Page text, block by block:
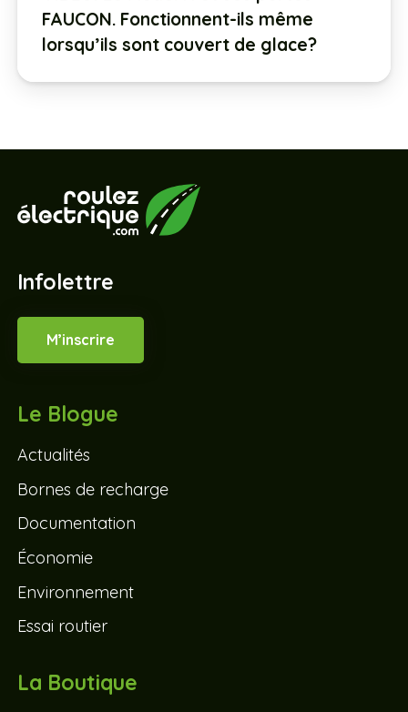
FAUCON. Fonctionnent-ils même
lorsqu’ils sont couvert de glace?
Infolettre
M’inscrire
Le Blogue
Actualités
Bornes de recharge
Documentation
Économie
Environnement
Essai routier
La Boutique